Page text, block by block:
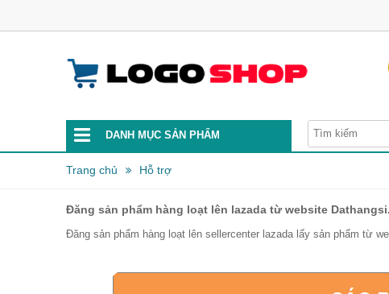
DANH MỤC SẢN PHẨM
Trang chủ Hỗ trợ
Đăng sản phẩm hàng loạt lên lazada từ website
Đăng sản phẩm hàng loạt lên sellercenter lazada lấy sản phẩm từ